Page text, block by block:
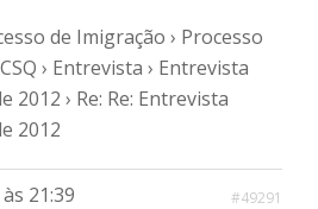
de Imigração › Processo
› Entrevista › Entrevista
2012 › Re: Re: Entrevista
2012
21:39 #49291